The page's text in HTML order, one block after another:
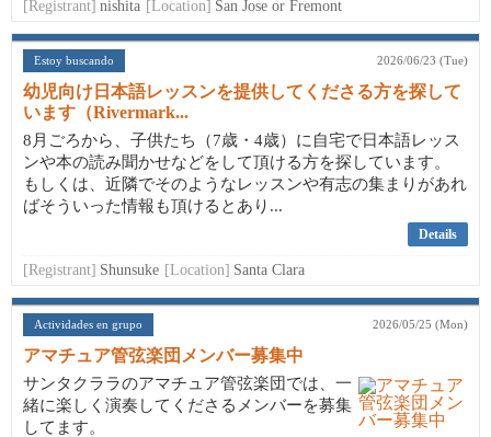
[Registrant] nishita [Location] San Jose or Fremont
Estoy buscando 2026/06/23 (Tue)
幼児向け日本語レッスンを提供してくださる方を探して
います（Rivermark...
8月ごろから、子供たち（7歳・4歳）に自宅で日本語レッス
ンや本の読み聞かせなどをして頂ける方を探しています。
もしくは、近隣でそのようなレッスンや有志の集まりがあれ
ばそういった情報も頂けるとあり...
Details
[Registrant] Shunsuke [Location] Santa Clara
Actividades en grupo 2026/05/25 (Mon)
アマチュア管弦楽団メンバー募集中
サンタクララのアマチュア管弦楽団では、一
緒に楽しく演奏してくださるメンバーを募集
してます。